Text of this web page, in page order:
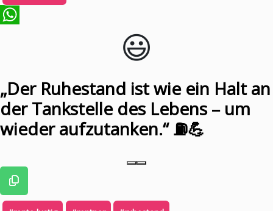
😃️
„Der Ruhestand ist wie ein Halt an
der Tankstelle des Lebens – um
wieder aufzutanken.“ ⛽💪